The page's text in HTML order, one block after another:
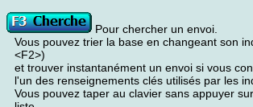
Pour chercher un envoi.
Vous pouvez trier la base en changeant son
<F2>)
et trouver instantanément un envoi si vous
l'un des renseignements clés utilisés par les
Vous pouvez taper au clavier sans appuyer